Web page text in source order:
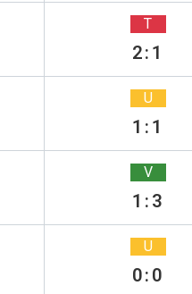
T
2:1
U
1:1
V
1:3
U
0:0